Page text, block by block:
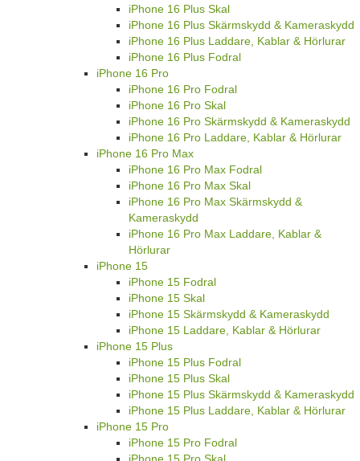
iPhone 16 Plus Skal
iPhone 16 Plus Skärmskydd & Kameraskydd
iPhone 16 Plus Laddare, Kablar & Hörlurar
iPhone 16 Plus Fodral
iPhone 16 Pro
iPhone 16 Pro Fodral
iPhone 16 Pro Skal
iPhone 16 Pro Skärmskydd & Kameraskydd
iPhone 16 Pro Laddare, Kablar & Hörlurar
iPhone 16 Pro Max
iPhone 16 Pro Max Fodral
iPhone 16 Pro Max Skal
iPhone 16 Pro Max Skärmskydd &
Kameraskydd
iPhone 16 Pro Max Laddare, Kablar &
Hörlurar
iPhone 15
iPhone 15 Fodral
iPhone 15 Skal
iPhone 15 Skärmskydd & Kameraskydd
iPhone 15 Laddare, Kablar & Hörlurar
iPhone 15 Plus
iPhone 15 Plus Fodral
iPhone 15 Plus Skal
iPhone 15 Plus Skärmskydd & Kameraskydd
iPhone 15 Plus Laddare, Kablar & Hörlurar
iPhone 15 Pro
iPhone 15 Pro Fodral
iPhone 15 Pro Skal